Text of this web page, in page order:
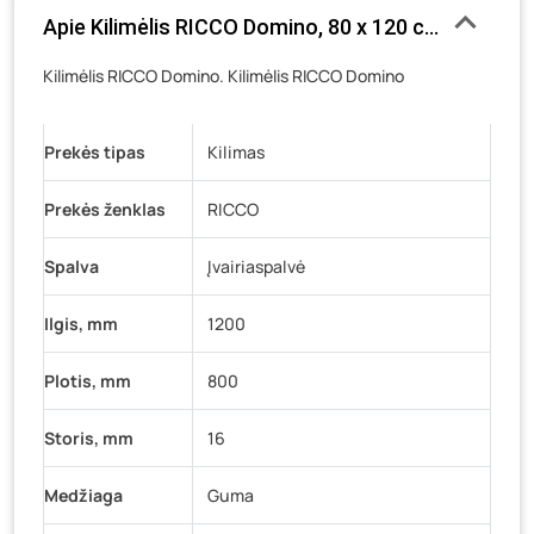
Luokės g. 82, Telšiai - 0 vienetų
Veteranų g. 11, Visaginas - 1 vienetas
Vilniaus g. 89D, Ukmergė
K. Donelaičio g. 17, Rokiškis- 0 vienetų
Šaltupės g. 64, Zarasai
Apie Kilimėlis RICCO Domino, 80 x 120 cm, storis
Kilimėlis RICCO Domino. Kilimėlis RICCO Domino
Prekės tipas Kilimas
Prekės ženklas RICCO
Spalva Įvairiaspalvė
Ilgis, mm 1200
Plotis, mm 800
Storis, mm 16
Medžiaga Guma